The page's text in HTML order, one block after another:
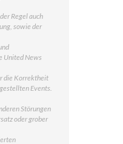
Regel auch
sowie der
United News
die Korrektheit
Events.
Störungen
oder grober